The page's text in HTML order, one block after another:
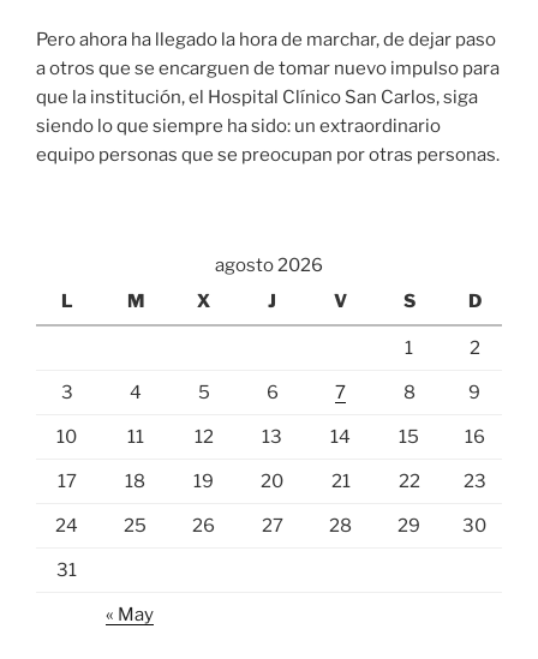
Pero ahora ha llegado la hora de marchar, de dejar paso
a otros que se encarguen de tomar nuevo impulso para
que la institución, el Hospital Clínico San Carlos, siga
siendo lo que siempre ha sido: un extraordinario
equipo personas que se preocupan por otras personas.
agosto 2026
L
M X J V S D
1 2
3 4 5 6 7 8 9
10 11 12 13 14 15 16
17 18 19 20 21 22 23
24 25 26 27 28 29 30
31
« May